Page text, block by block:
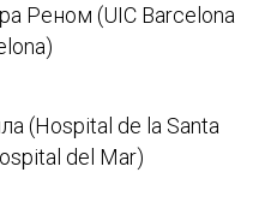
Реном (UIC Barcelona
(Hospital de la Santa
del Mar)